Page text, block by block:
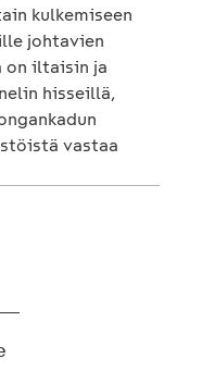
kulkemiseen
johtavien
on iltaisin ja
hisseillä,
vastaa